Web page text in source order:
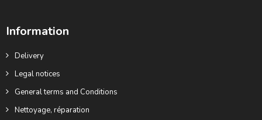
Information
Delivery
Legal notices
General terms and Conditions
Nettoyage, réparation